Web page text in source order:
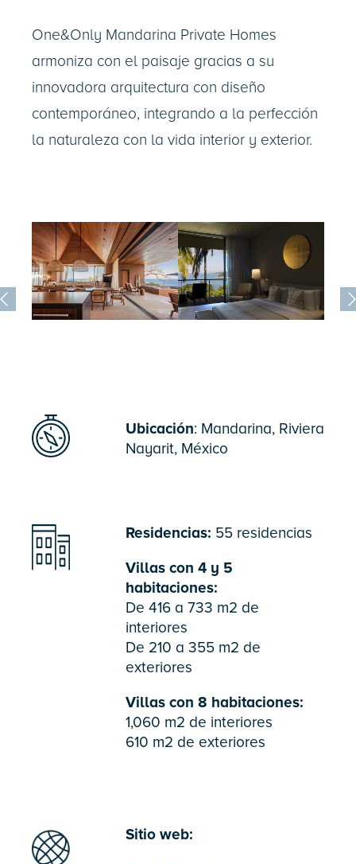
One&Only Mandarina Private Homes
armoniza con el paisaje gracias a su
innovadora arquitectura con diseño
contemporáneo, integrando a la perfección
la naturaleza con la vida interior y exterior.
Ubicación: Mandarina, Riviera
Nayarit, México
Residencias: 55 residencias
Villas con 4 y 5
habitaciones:
De 416 a 733 m2 de
interiores
De 210 a 355 m2 de
exteriores
Villas con 8 habitaciones:
1,060 m2 de interiores
610 m2 de exteriores
Sitio web: